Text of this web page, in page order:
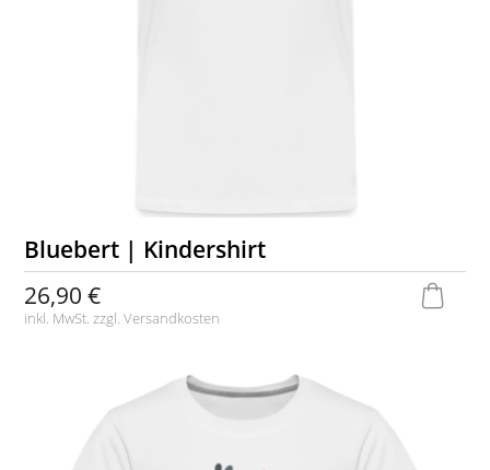
Bluebert | Kindershirt
26,90 €
inkl. MwSt. zzgl.Versandkosten